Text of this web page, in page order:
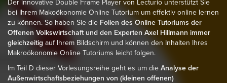
Der innovative Double Frame Player von Lecturio unterstützt Sie
bei Ihrem Makoökonomie Online Tutorium um effektiv online lernen
zu können. So haben Sie die Folien des Online Tutoriums der
Offenen Volkswirtschaft und den Experten Axel Hillmann immer
gleichzeitig auf Ihrem Bildschirm und können den Inhalten Ihres
Makroökonomie Online Tutoriums leicht folgen.
Im Teil D dieser Vorlesungsreihe geht es um die Analyse der
Außenwirtschaftsbeziehungen von (kleinen offenen)